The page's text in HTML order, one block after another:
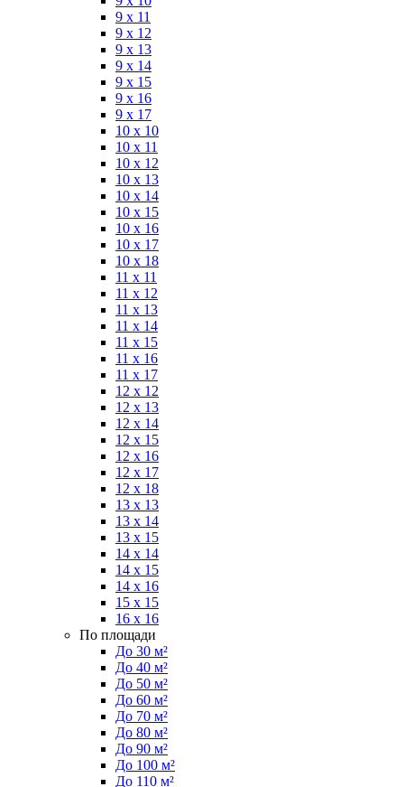
9 x 11
9 x 12
9 x 13
9 x 14
9 x 15
9 x 16
9 x 17
10 x 10
10 x 11
10 x 12
10 x 13
10 x 14
10 x 15
10 x 16
10 x 17
10 x 18
11 x 11
11 x 12
11 x 13
11 x 14
11 x 15
11 x 16
11 x 17
12 x 12
12 x 13
12 x 14
12 x 15
12 x 16
12 x 17
12 x 18
13 x 13
13 x 14
13 x 15
14 x 14
14 x 15
14 x 16
15 x 15
16 x 16
По площади
До 30 м²
До 40 м²
До 50 м²
До 60 м²
До 70 м²
До 80 м²
До 90 м²
До 100 м²
До 110 м²